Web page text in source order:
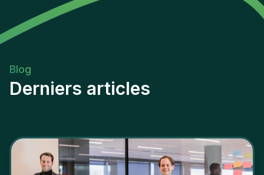
Blog
Derniers articles